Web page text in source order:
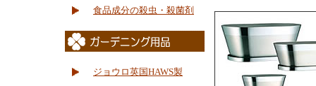
食品成分の殺虫・殺菌剤
ジョウロ英国HAWS製